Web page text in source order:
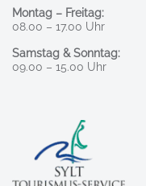
Montag – Freitag:
08.00 – 17.00 Uhr
Samstag & Sonntag:
09.00 – 15.00 Uhr